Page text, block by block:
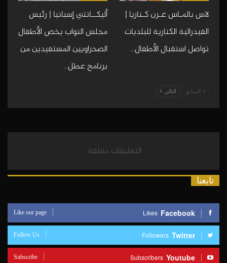
لاس بالمـاس غـرن كـناريا |
الفيدرالية الكنارية للبلديات
تواصل استقبال الأطفال…
أليكــانتي إسبانيا | رئيس
مجلس النواب يخص الأطفال
الصحراويين المستفيدين من
برنامج عطل…
السابق التالي
التعليقات مغلقة.
تابعنا
Facebook
Likes
Like our page
Twitter
Followers
Follow Us
Youtube
Subscribers
Subscribe